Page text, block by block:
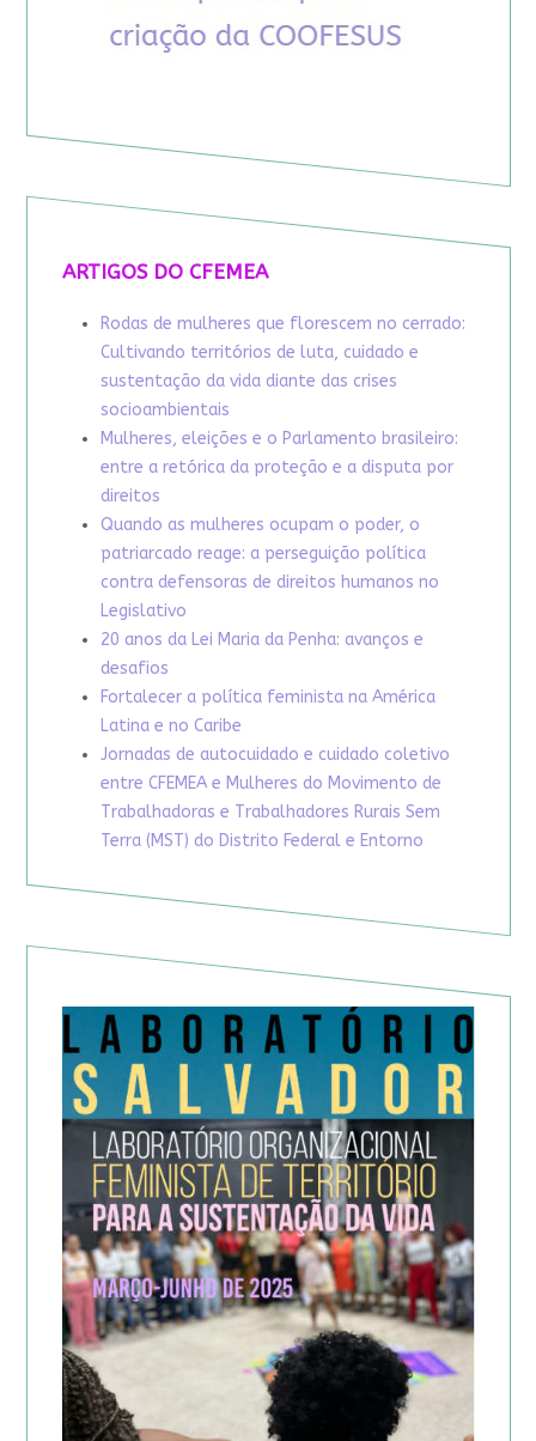
ARTIGOS DO CFEMEA
Rodas de mulheres que florescem no cerrado:
Cultivando territórios de luta, cuidado e
sustentação da vida diante das crises
socioambientais
Mulheres, eleições e o Parlamento brasileiro:
entre a retórica da proteção e a disputa por
direitos
Quando as mulheres ocupam o poder, o
patriarcado reage: a perseguição política
contra defensoras de direitos humanos no
Legislativo
20 anos da Lei Maria da Penha: avanços e
desafios
Fortalecer a política feminista na América
Latina e no Caribe
Jornadas de autocuidado e cuidado coletivo
entre CFEMEA e Mulheres do Movimento de
Trabalhadoras e Trabalhadores Rurais Sem
Terra (MST) do Distrito Federal e Entorno